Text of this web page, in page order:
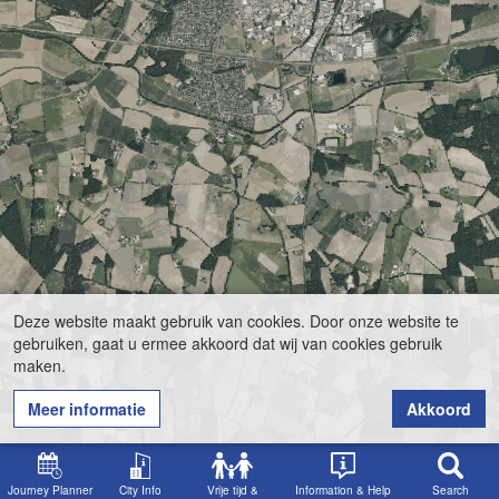
Journey Planner City Info
Vrije tijd &
Information & Help Search
Deze website maakt gebruik van cookies. Door onze website te
gebruiken, gaat u ermee akkoord dat wij van cookies gebruik
maken.
Meer informatie
Akkoord